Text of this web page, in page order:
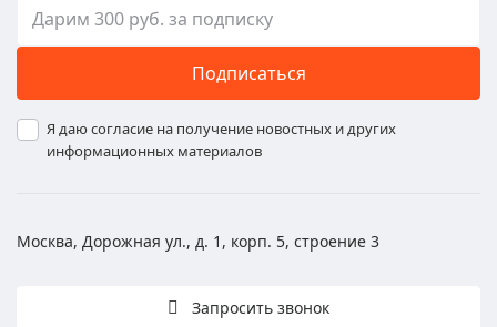
Подписаться
Я даю согласие на получение новостных и других
информационных материалов
Москва, Дорожная ул., д. 1, корп. 5, строение 3
Запросить звонок